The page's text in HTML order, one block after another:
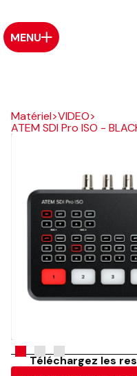
MENU
Matériel>VIDEO>
ATEM SDI Pro ISO -
Téléchargez les